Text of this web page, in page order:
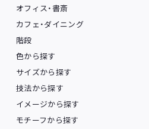
オフィス・書斎
カフェ・ダイニング
階段
色から探す
サイズから探す
技法から探す
イメージから探す
モチーフから探す